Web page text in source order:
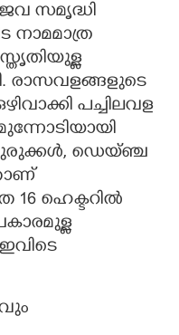
സമൃദ്ധി
നാമമാത്ര
രാസവളങ്ങളുടെ
പച്ചിലവള
മുന്നോടിയായി
ഡെയ്ഞ്ച
ഹെക്ടറിൽ